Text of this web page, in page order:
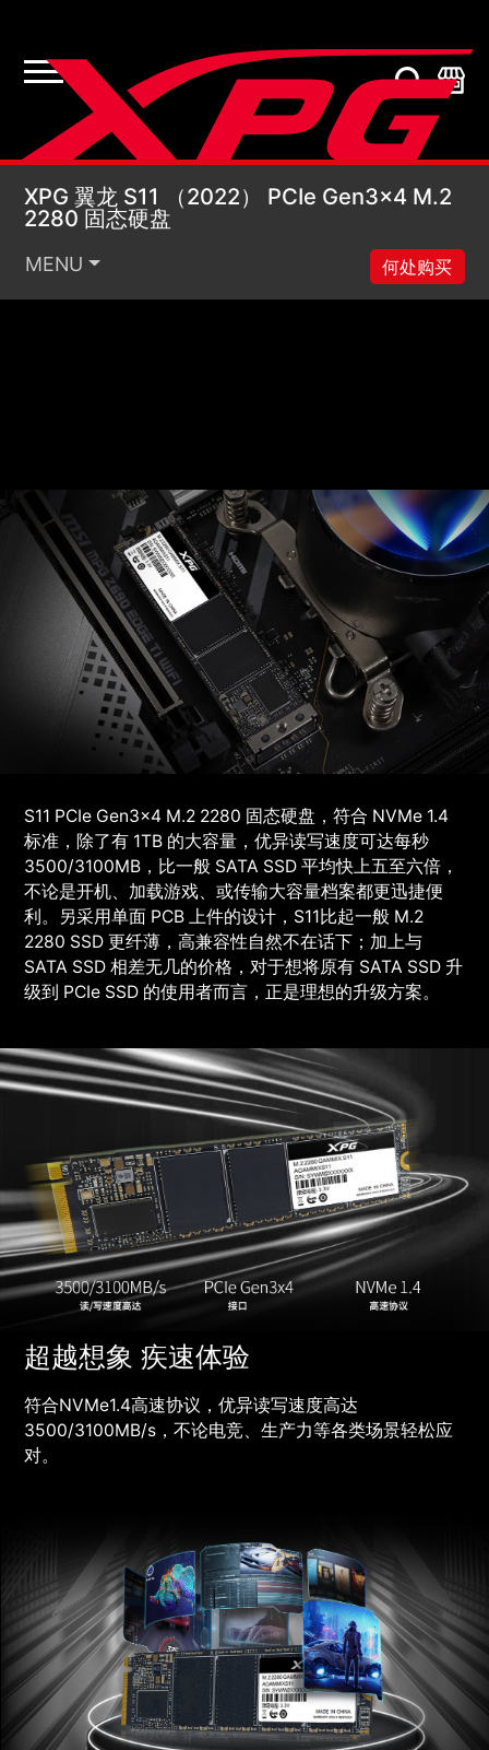
XPG 翼龙 S11 （
XPG 翼龙 S11 （2022） PCIe Gen3x4 M.2
2280 固态硬盘
MENU 何处购买
S11 PCIe Gen3x4 M.2 2280 固态硬盘，符合 NVMe 1.4
标准，除了有 1TB 的大容量，优异读写速度可达每秒
3500/3100MB，比一般 SATA SSD 平均快上五至六倍，
不论是开机、加载游戏、或传输大容量档案都更迅捷便
利。另采用单面 PCB 上件的设计，S11比起一般 M.2
2280 SSD 更纤薄，高兼容性自然不在话下；加上与
SATA SSD 相差无几的价格，对于想将原有 SATA SSD 升
级到 PCIe SSD 的使用者而言，正是理想的升级方案。
超越想象 疾速体验
符合NVMe1.4高速协议，优异读写速度高达
3500/3100MB/s，不论电竞、生产力等各类场景轻松应
对。